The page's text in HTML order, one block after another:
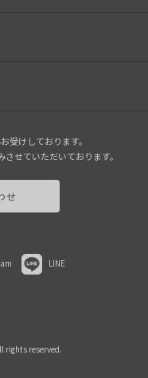
受けしております。
せていただいております。
せ
LINE
rights reserved.